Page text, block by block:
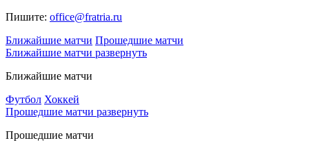
Пишите: office@fratria.ru
Ближайшие матчи Прошедшие матчи
Ближайшие матчи развернуть
Ближайшие матчи
Футбол Хоккей
Прошедшие матчи развернуть
Прошедшие матчи